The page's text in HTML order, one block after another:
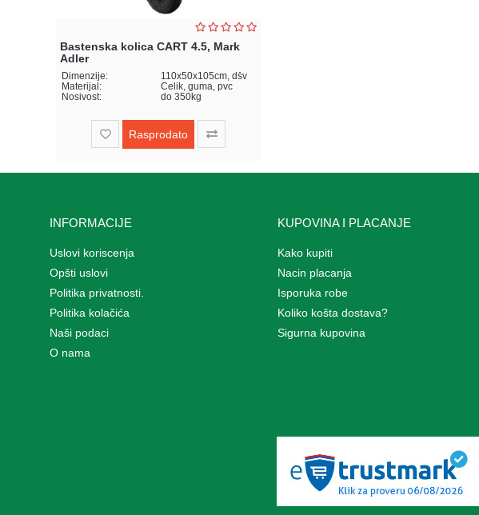
Bastenska kolica CART 4.5, Mark
Adler
Dimenzije:
110x50x105cm, dšv
Materijal:
Čelik, guma, pvc
Nosivost:
do 350kg
Rasprodato
INFORMACIJE
Uslovi koriscenja
Opšti uslovi
Politika privatnosti.
Politika kolačića
Naši podaci
O nama
KUPOVINA I PLACANJE
Kako kupiti
Nacin placanja
Isporuka robe
Koliko košta dostava?
Sigurna kupovina